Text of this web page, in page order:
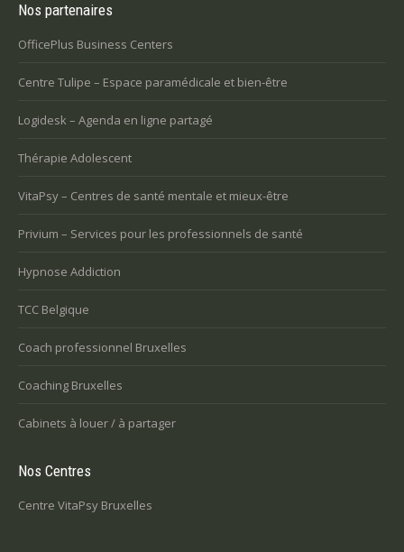
Nos partenaires
OfficePlus Business Centers
Centre Tulipe – Espace paramédicale et bien-être
Logidesk – Agenda en ligne partagé
Thérapie Adolescent
VitaPsy – Centres de santé mentale et mieux-être
Privium – Services pour les professionnels de santé
Hypnose Addiction
TCC Belgique
Coach professionnel Bruxelles
Coaching Bruxelles
Cabinets à louer / à partager
Nos Centres
Centre VitaPsy Bruxelles